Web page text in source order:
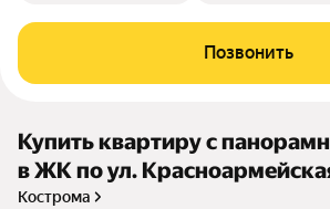
Позвонить
Купить квартиру с
в ЖК по ул.
Кострома